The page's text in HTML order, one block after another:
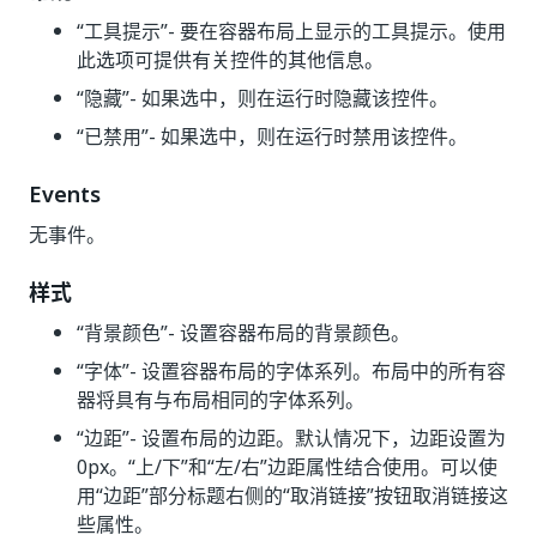
“工具提示”- 要在容器布局上显示的工具提示。使用
此选项可提供有关控件的其他信息。
“隐藏”- 如果选中，则在运行时隐藏该控件。
“已禁用”- 如果选中，则在运行时禁用该控件。
Events
无事件。
样式
“背景颜色”- 设置容器布局的背景颜色。
“字体”- 设置容器布局的字体系列。布局中的所有容
器将具有与布局相同的字体系列。
“边距”- 设置布局的边距。默认情况下，边距设置为
0px。“上/下”和“左/右”边距属性结合使用。可以使
用“边距”部分标题右侧的“取消链接”按钮取消链接这
些属性。